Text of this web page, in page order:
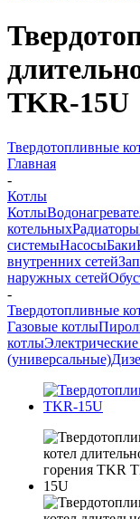
TKR-15U
Твердотопливные
Главная
-
Котлы
Котлы
котельныхРадиаторы
системыНасосыБаки
внутренних сетей
наружных сетей
-
Твердотопливные
Газовые котлы
котлы
(универсальные)